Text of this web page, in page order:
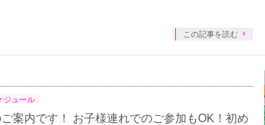
この記事を読む
ジュール
案内です！ お子様連れでのご参加もOK！初め